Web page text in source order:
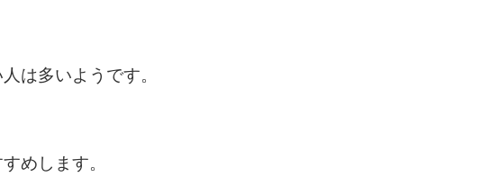
その他コラム
は多いようです。
めします。